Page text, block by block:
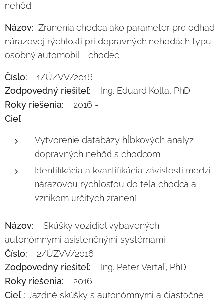
nehôd.
Názov: Zranenia chodca ako parameter pre odhad
nárazovej rýchlosti pri dopravných nehodách typu
osobný automobil - chodec
Číslo: 1/ÚZVV/2016
Zodpovedný riešiteľ: Ing. Eduard Kolla, PhD.
Roky riešenia: 2016 -
Cieľ
Vytvorenie databázy hĺbkových analýz
dopravných nehôd s chodcom.
Identifikácia a kvantifikácia závislosti medzi
nárazovou rýchlosťou do tela chodca a
vznikom určitých zranení.
Názov: Skúšky vozidiel vybavených
autonómnymi asistenčnými systémami
Číslo: 2/ÚZVV/2016
Zodpovedný riešiteľ: Ing. Peter Vertaľ, PhD.
Roky riešenia: 2016 -
Cieľ : Jazdné skúšky s autonómnymi a čiastočne